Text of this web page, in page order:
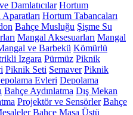
Damlatıcılar Hortum
Hortum Tabancaları
Bahçe Musluğu Şişme Su
Mangal Aksesuarları Mangal
ve Barbekü Kömürlü
Izgara Pürmüz Piknik
Piknik Seti Semaver Piknik
Evleri Depolama
Bahçe Aydınlatma Dış Mekan
Projektör ve Sensörler Bahçe
Bahçe Masa Üstü